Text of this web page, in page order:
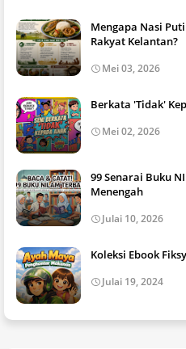
Mengapa Nasi
Rakyat Kelantan?
Mei 03, 2026
Berkata 'Tidak'
Mei 02, 2026
99 Senarai Buku
Menengah
Julai 10, 2026
Koleksi Ebook
Julai 19, 2024